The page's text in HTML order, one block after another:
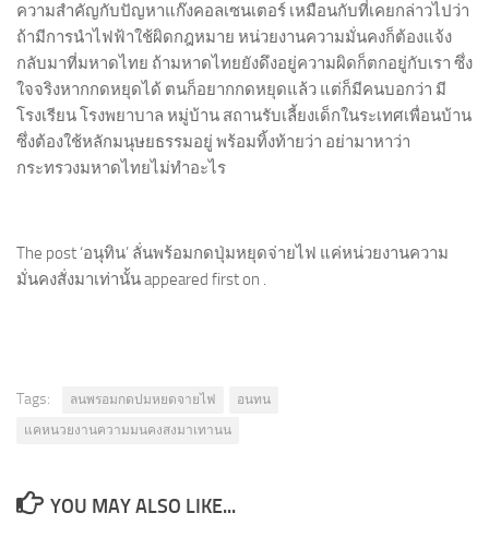
ความสำคัญกับปัญหาแก๊งคอลเซนเตอร์ เหมือนกับที่เคยกล่าวไปว่า
ถ้ามีการนำไฟฟ้าใช้ผิดกฎหมาย หน่วยงานความมั่นคงก็ต้องแจ้ง
กลับมาที่มหาดไทย ถ้ามหาดไทยยังดึงอยู่ความผิดก็ตกอยู่กับเรา ซึ่ง
ใจจริงหากกดหยุดได้ ตนก็อยากกดหยุดแล้ว แต่ก็มีคนบอกว่า มี
โรงเรียน โรงพยาบาล หมู่บ้าน สถานรับเลี้ยงเด็กในระเทศเพื่อนบ้าน
ซึ่งต้องใช้หลักมนุษยธรรมอยู่ พร้อมทิ้งท้ายว่า อย่ามาหาว่า
กระทรวงมหาดไทยไม่ทำอะไร
The post ‘อนุทิน’ ลั่นพร้อมกดปุ่มหยุดจ่ายไฟ แค่หน่วยงานความ
มั่นคงสั่งมาเท่านั้น appeared first on .
Tags: ลนพรอมกดปมหยดจายไฟ
อนทน
แคหนวยงานความมนคงสงมาเทานน
YOU MAY ALSO LIKE...